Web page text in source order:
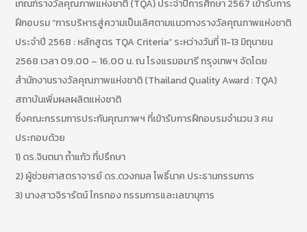
เกณฑ์รางวัลคุณภาพแห่งชาติ (TQA) ประจำปีการศึกษา 2567 เข้ารับการ
ฝึกอบรม “การบริหารสู่ความเป็นเลิศตามแนวทางรางวัลคุณภาพแห่งชาติ
ประจำปี 2568 : หลักสูตร TQA Criteria” ระหว่างวันที่ 11-13 มิถุนายน
2568 เวลา 09.00 – 16.00 น. ณ โรงแรมอมารี กรุงเทพฯ จัดโดย
สำนักงานรางวัลคุณภาพแห่งชาติ (Thailand Quality Award : TQA)
สถาบันเพิ่มผลผลิตแห่งชาติ
ซึ่งคณะกรรมการประกันคุณภาพฯ ที่เข้ารับการฝึกอบรมจำนวน 3 คน
ประกอบด้วย
1) ดร.จินตนา ถ้ำแก้ว ที่ปรึกษา
2) ผู้ช่วยศาสตราจารย์ ดร.ดวงกมล โพธิ์นาค ประธานกรรมการ
3) นางสาวจิรารัตน์ ไกรทอง กรรมการและเลขานุการ